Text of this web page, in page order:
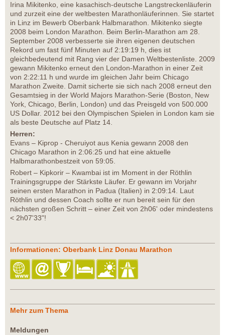
Irina Mikitenko, eine kasachisch-deutsche Langstreckenläuferin
und zurzeit eine der weltbesten Marathonläuferinnen. Sie startet
in Linz im Bewerb Oberbank Halbmarathon. Mikitenko siegte
2008 beim London Marathon. Beim Berlin-Marathon am 28.
September 2008 verbesserte sie ihren eigenen deutschen
Rekord um fast fünf Minuten auf 2:19:19 h, dies ist
gleichbedeutend mit Rang vier der Damen Weltbestenliste. 2009
gewann Mikitenko erneut den London-Marathon in einer Zeit
von 2:22:11 h und wurde im gleichen Jahr beim Chicago
Marathon Zweite. Damit sicherte sie sich nach 2008 erneut den
Gesamtsieg in der World Majors Marathon-Serie (Boston, New
York, Chicago, Berlin, London) und das Preisgeld von 500.000
US Dollar. 2012 bei den Olympischen Spielen in London kam sie
als beste Deutsche auf Platz 14.
Herren:
Evans – Kiprop - Cheruiyot aus Kenia gewann 2008 den
Chicago Marathon in 2:06:25 und hat eine aktuelle
Halbmarathonbestzeit von 59:05.
Robert – Kipkorir – Kwambai ist im Moment in der Röthlin
Trainingsgruppe der Stärkste Läufer. Er gewann im Vorjahr
seinen ersten Marathon in Padua (Italien) in 2:09:14. Laut
Röthlin und dessen Coach sollte er nun bereit sein für den
nächsten großen Schritt – einer Zeit von 2h06' oder mindestens
< 2h07'33"!
Informationen: Oberbank Linz Donau Marathon
Mehr zum Thema
Meldungen